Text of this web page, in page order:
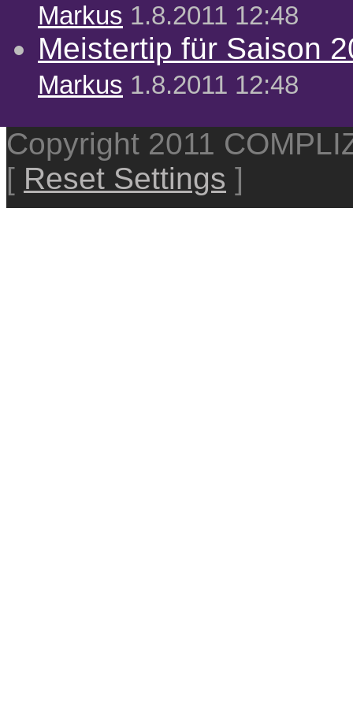
Markus 1.8.2011 12:48
Meistertip für Saison
Markus 1.8.2011 12:48
Copyright 2011
[ Reset Settings ]